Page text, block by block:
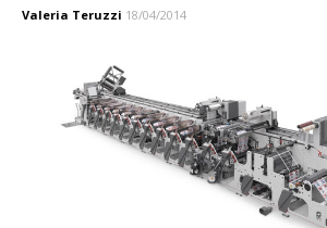
Valeria Teruzzi 18/04/2014